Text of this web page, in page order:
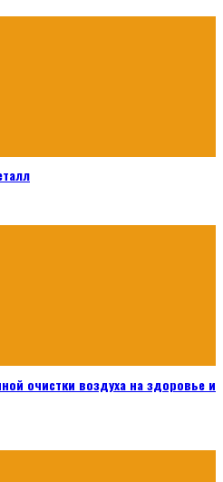
очистки воздуха на здоровье и